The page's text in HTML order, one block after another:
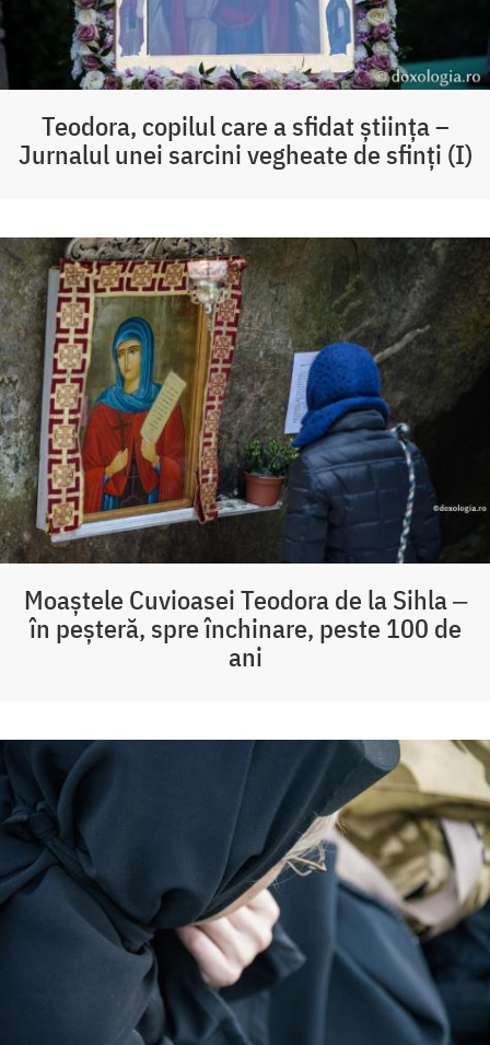
Teodora, copilul care a sfidat știința –
Jurnalul unei sarcini vegheate de sfinți (I)
Moaștele Cuvioasei Teodora de la Sihla ‒
în peșteră, spre închinare, peste 100 de
ani